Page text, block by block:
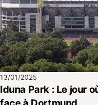
13/01/2025
Iduna Park : Le jour